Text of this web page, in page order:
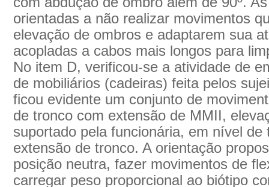
orientadas a não realizar movimentos
elevação de ombros e adaptarem sua
acopladas a cabos mais longos para
No item D, verificou-se a atividade de
de mobiliários (cadeiras) feita pelos
ficou evidente um conjunto de
de tronco com extensão de MMII,
suportado pela funcionária, em nível
extensão de tronco. A orientação
posição neutra, fazer movimentos de
carregar peso proporcional ao biótipo